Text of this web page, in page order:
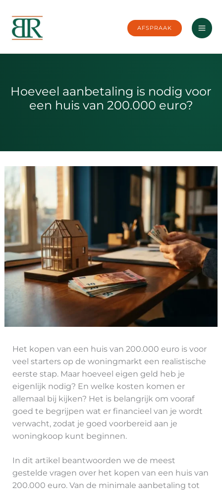
naar
inhoud
AFSPRAAK
Hoeveel aanbetaling is nodig voor
een huis van 200.000 euro?
Het kopen van een huis van 200.000 euro is voor
veel starters op de woningmarkt een realistische
eerste stap. Maar hoeveel eigen geld heb je
eigenlijk nodig? En welke kosten komen er
allemaal bij kijken? Het is belangrijk om vooraf
goed te begrijpen wat er financieel van je wordt
verwacht, zodat je goed voorbereid aan je
woningkoop kunt beginnen.
In dit artikel beantwoorden we de meest
gestelde vragen over het kopen van een huis van
200.000 euro. Van de minimale aanbetaling tot